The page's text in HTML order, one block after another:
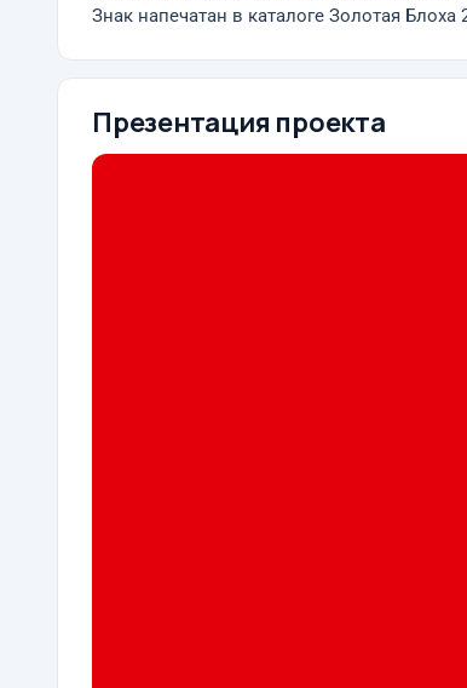
Знак напечатан в каталоге Золотая
Презентация проекта